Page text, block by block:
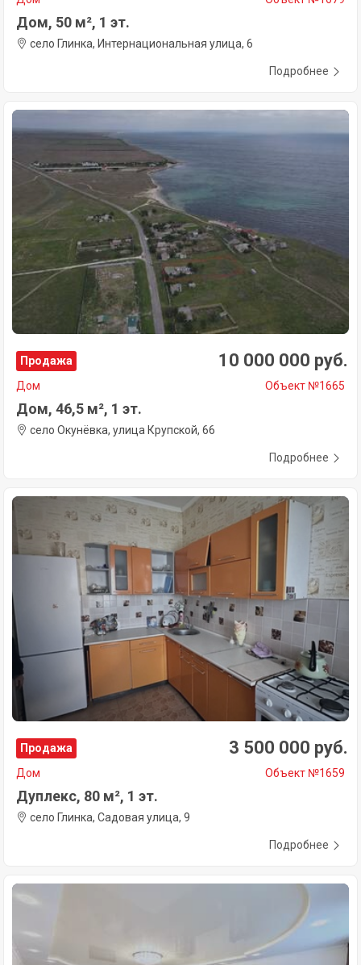
Дом, 50 м², 1 эт.
село Глинка, Интернациональная улица, 6
Подробнее
Продажа 10 000 000 руб.
Дом Объект №1665
Дом, 46,5 м², 1 эт.
село Окунёвка, улица Крупской, 66
Подробнее
Продажа 3 500 000 руб.
Дом Объект №1659
Дуплекс, 80 м², 1 эт.
село Глинка, Садовая улица, 9
Подробнее